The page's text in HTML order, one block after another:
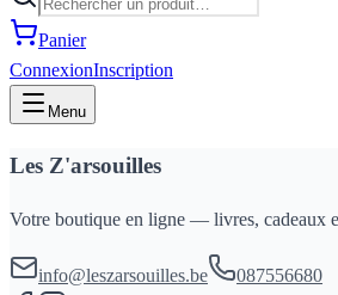
Panier
ConnexionInscription
Menu
Les Z'arsouilles
Votre boutique en ligne — livres, cadeaux
info@leszarsouilles.be 087556680